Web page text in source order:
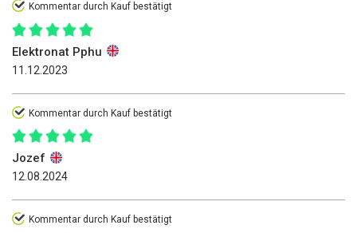
Kommentar durch Kauf bestätigt
Elektronat Pphu
11.12.2023
Kommentar durch Kauf bestätigt
Jozef
12.08.2024
Kommentar durch Kauf bestätigt